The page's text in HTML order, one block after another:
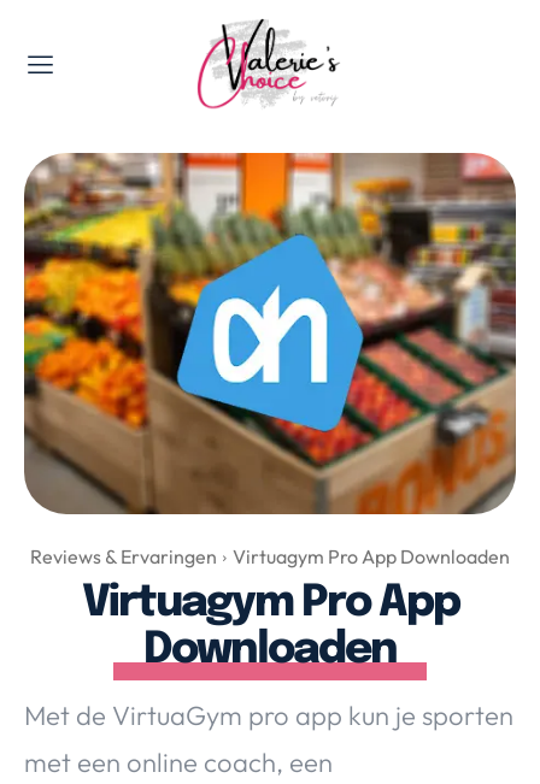
Valerie's Topics
Travel & Culture
Food & Drinks
Happyness & Opmerkelijk
Lifestyle, Sport & Duurzaamheid
Gadgets & Tech
Top 5 van Valerie
Health & Beauty
Huis & Tuin
Nieuws & Media
Over Valerie
Over Valerie
De Top 5
VALERIE'S CHOICE
Reviews & Ervaringen Virtuagym Pro App Downloaden
Virtuagym Pro App
Downloaden
Met de VirtuaGym pro app kun je sporten
met een online coach, een